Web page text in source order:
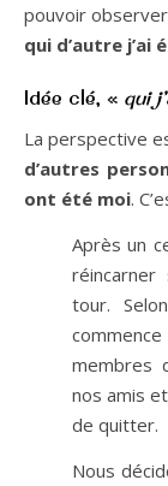
pouvoir
qui d’autre j’ai
Idée clé, « qui
La perspective
d’autres
ont été moi.
Après un
tour.
membres
nos amis
de quitter.
Nous